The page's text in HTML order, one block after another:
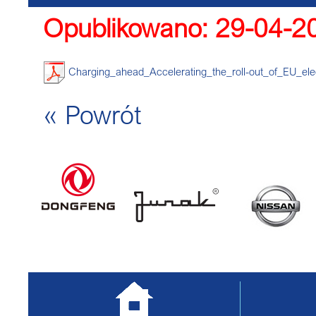
Opublikowano: 29-04-
Charging_ahead_Accelerating_the_roll-
« Powrót